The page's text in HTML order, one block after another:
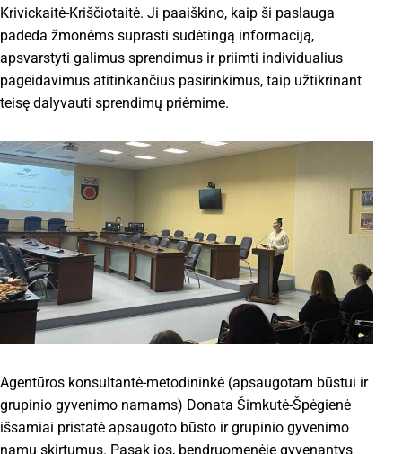
Krivickaitė-Kriščiotaitė. Ji paaiškino, kaip ši paslauga
padeda žmonėms suprasti sudėtingą informaciją,
apsvarstyti galimus sprendimus ir priimti individualius
pageidavimus atitinkančius pasirinkimus, taip užtikrinant
teisę dalyvauti sprendimų priėmime.
Agentūros konsultantė-metodininkė (apsaugotam būstui ir
grupinio gyvenimo namams) Donata Šimkutė-Špėgienė
išsamiai pristatė apsaugoto būsto ir grupinio gyvenimo
namų skirtumus. Pasak jos, bendruomenėje gyvenantys